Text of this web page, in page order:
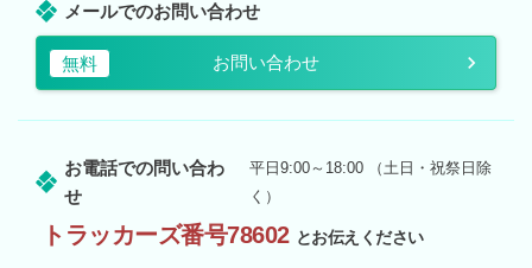
メールでのお問い合わせ
無料 お問い合わせ
お電話での問い合わ
せ
平日9:00～18:00 （土日・祝祭日除
く）
トラッカーズ番号78602 とお伝えください